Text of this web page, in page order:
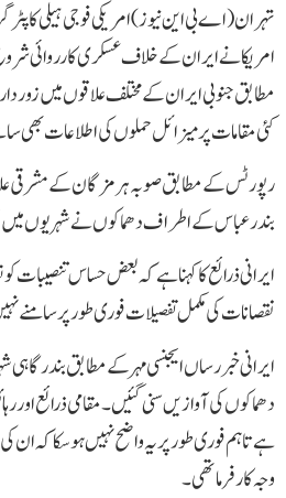
تہران (اے بی این نیوز)امریکی فوجی ہیلی
امریکا نے ایران کے خلاف عسکری کارروائی
مطابق جنوبی ایران کے مختلف علاقوں میں زور
کئی مقامات پر میزائل حملوں کی اطلاعات بھی
رپورٹس کے مطابق صوبہ ہرمزگان کے مشرقی
بندرعباس کے اطراف دھماکوں نے شہریوں
ایرانی ذرائع کا کہنا ہے کہ بعض حساس تنصیبات
نقصانات کی مکمل تفصیلات فوری طور پر سامنے
ایرانی خبر رساں ایجنسی مہر کے مطابق
دھماکوں کی آوازیں سنی گئیں۔ مقامی ذرائع اور
ہے تاہم فوری طور پر یہ واضح نہیں ہو سکا کہ ان
وجہ کارفرما تھی۔